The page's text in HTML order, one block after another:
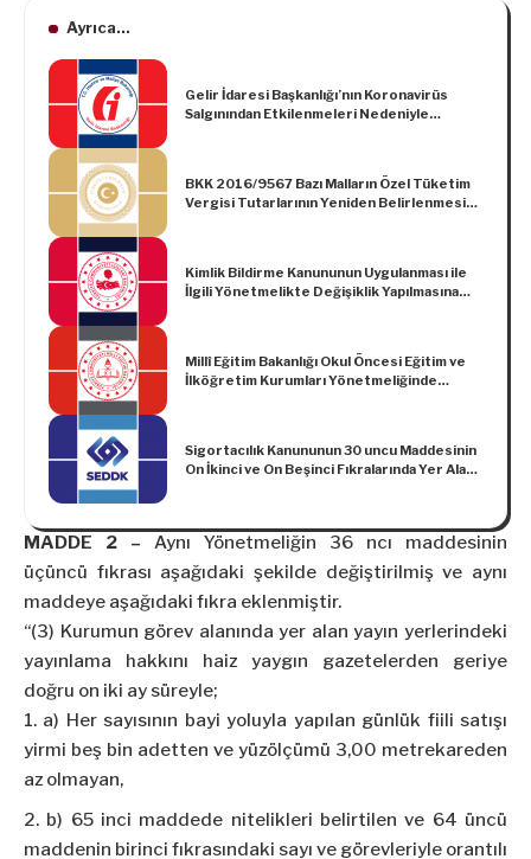
Ayrıca...
Gelir İdaresi Başkanlığı’nın Koronavirüs
Salgınından Etkilenmeleri Nedeniyle
BKK 2016/9567 Bazı Malların Özel Tüketim
Vergisi Tutarlarının Yeniden Belirlenmesi
Kimlik Bildirme Kanununun Uygulanması ile
İlgili Yönetmelikte Değişiklik Yapılmasına
Millî Eğitim Bakanlığı Okul Öncesi Eğitim ve
İlköğretim Kurumları Yönetmeliğinde
Sigortacılık Kanununun 30 uncu Maddesinin
On İkinci ve On Beşinci Fıkralarında Yer Alan
MADDE 2 – Aynı Yönetmeliğin 36 ncı maddesinin
üçüncü fıkrası aşağıdaki şekilde değiştirilmiş ve aynı
maddeye aşağıdaki fıkra eklenmiştir.
“(3) Kurumun görev alanında yer alan yayın yerlerindeki
yayınlama hakkını haiz yaygın gazetelerden geriye
doğru on iki ay süreyle;
a) Her sayısının bayi yoluyla yapılan günlük fiili satışı
yirmi beş bin adetten ve yüzölçümü 3,00 metrekareden
az olmayan,
b) 65 inci maddede nitelikleri belirtilen ve 64 üncü
maddenin birinci fıkrasındaki sayı ve görevleriyle orantılı